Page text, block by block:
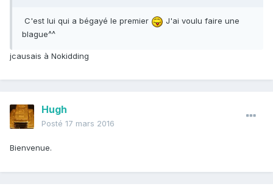
C'est lui qui a bégayé le premier
J'ai voulu faire une
blague^^
jcausais à Nokidding
Hugh
Posté 17 mars 2016
Bienvenue.